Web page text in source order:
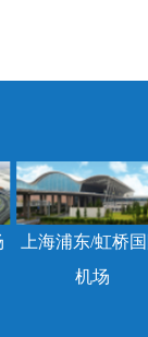
上海浦东/虹桥
机场